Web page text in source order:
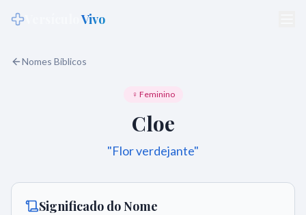
Vivo
Nomes Bíblicos
♀ Feminino
Cloe
"Flor verdejante"
Significado do Nome